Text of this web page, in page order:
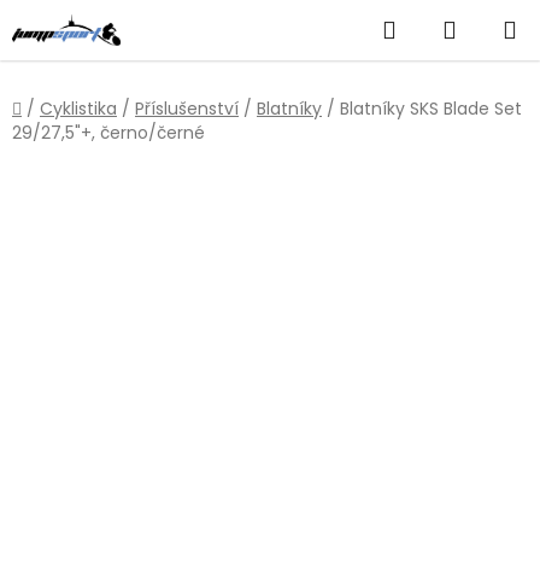
na
obsah
Hledat
KOŠÍK
Domů
/ Cyklistika / Příslušenství / Blatníky / Blatníky SKS Blade Set
29/27,5"+, černo/černé